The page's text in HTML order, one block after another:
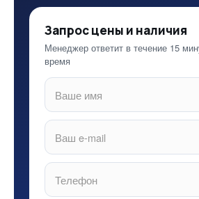
Запрос цены и наличия
Менеджер ответит в течение 15
время